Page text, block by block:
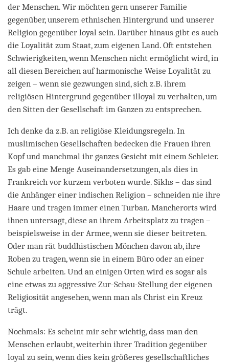
der Menschen. Wir möchten gern unserer Familie
gegenüber, unserem ethnischen Hintergrund und unserer
Religion gegenüber loyal sein. Darüber hinaus gibt es auch
die Loyalität zum Staat, zum eigenen Land. Oft entstehen
Schwierigkeiten, wenn Menschen nicht ermöglicht wird, in
all diesen Bereichen auf harmonische Weise Loyalität zu
zeigen – wenn sie gezwungen sind, sich z.B. ihrem
religiösen Hintergrund gegenüber illoyal zu verhalten, um
den Sitten der Gesellschaft im Ganzen zu entsprechen.
Ich denke da z.B. an religiöse Kleidungsregeln. In
muslimischen Gesellschaften bedecken die Frauen ihren
Kopf und manchmal ihr ganzes Gesicht mit einem Schleier.
Es gab eine Menge Auseinandersetzungen, als dies in
Frankreich vor kurzem verboten wurde. Sikhs – das sind
die Anhänger einer indischen Religion – schneiden nie ihre
Haare und tragen immer einen Turban. Mancherorts wird
ihnen untersagt, diese an ihrem Arbeitsplatz zu tragen –
beispielsweise in der Armee, wenn sie dieser beitreten.
Oder man rät buddhistischen Mönchen davon ab, ihre
Roben zu tragen, wenn sie in einem Büro oder an einer
Schule arbeiten. Und an einigen Orten wird es sogar als
eine etwas zu aggressive Zur-Schau-Stellung der eigenen
Religiosität angesehen, wenn man als Christ ein Kreuz
trägt.
Nochmals: Es scheint mir sehr wichtig, dass man den
Menschen erlaubt, weiterhin ihrer Tradition gegenüber
loyal zu sein, wenn dies kein größeres gesellschaftliches